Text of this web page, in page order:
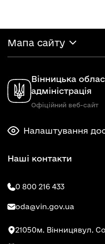
Мапа сайту
Вінницька
адміністрація
Офіційний веб-сайт
Налаштування
Наші контакти
0 800 216 433
oda@vin.gov.ua
21050м. Вінницявул.